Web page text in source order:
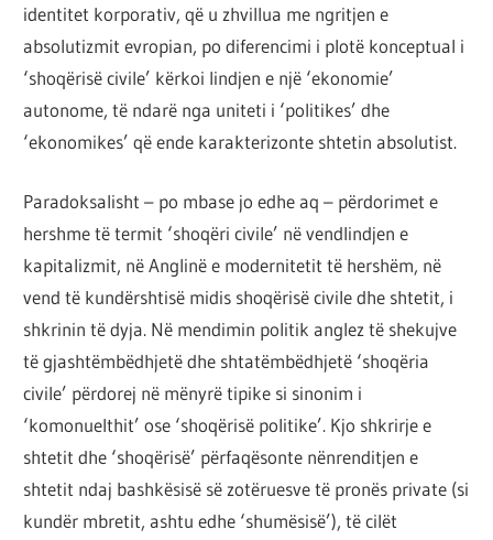
identitet korporativ, që u zhvillua me ngritjen e
absolutizmit evropian, po diferencimi i plotë konceptual i
‘shoqërisë civile’ kërkoi lindjen e një ‘ekonomie’
autonome, të ndarë nga uniteti i ‘politikes’ dhe
‘ekonomikes’ që ende karakterizonte shtetin absolutist.
Paradoksalisht – po mbase jo edhe aq – përdorimet e
hershme të termit ‘shoqëri civile’ në vendlindjen e
kapitalizmit, në Anglinë e modernitetit të hershëm, në
vend të kundërshtisë midis shoqërisë civile dhe shtetit, i
shkrinin të dyja. Në mendimin politik anglez të shekujve
të gjashtëmbëdhjetë dhe shtatëmbëdhjetë ‘shoqëria
civile’ përdorej në mënyrë tipike si sinonim i
‘komonuelthit’ ose ‘shoqërisë politike’. Kjo shkrirje e
shtetit dhe ‘shoqërisë’ përfaqësonte nënrenditjen e
shtetit ndaj bashkësisë së zotëruesve të pronës private (si
kundër mbretit, ashtu edhe ‘shumësisë’), të cilët